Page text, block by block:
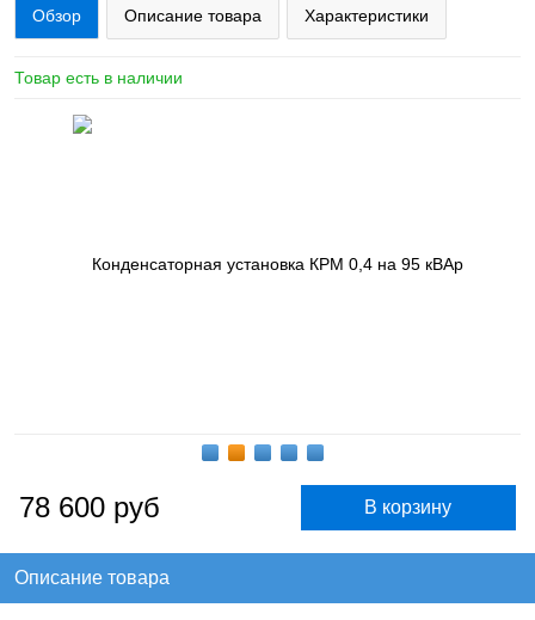
Обзор Описание товара Характеристики
Товар есть в наличии
78 600 руб
Описание товара